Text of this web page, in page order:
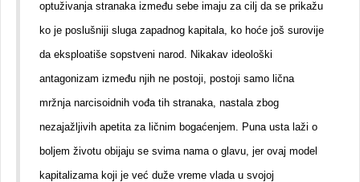
optuživanja stranaka između sebe imaju za cilj da se prikažu
ko je poslušniji sluga zapadnog kapitala, ko hoće još surovije
da eksploatiše sopstveni narod. Nikakav ideološki
antagonizam između njih ne postoji, postoji samo lična
mržnja narcisoidnih vođa tih stranaka, nastala zbog
nezajažljivih apetita za ličnim bogaćenjem. Puna usta laži o
boljem životu obijaju se svima nama o glavu, jer ovaj model
kapitalizama koji je već duže vreme vlada u svojoj